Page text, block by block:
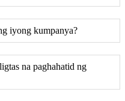
iyong kumpanya?
na paghahatid ng